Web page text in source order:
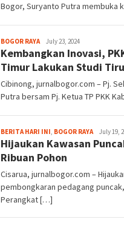
Bogor, Suryanto Putra membuka
BOGOR RAYAAga
Alamanda
July 23, 2024
Kembangkan Inovasi,
Timur Lakukan Studi
Cibinong, jurnalbogor.com – Pj.
Putra bersam Pj. Ketua TP PKK
BERITA HARI INI, BOGOR RAYAAga
Alamanda
July 19,
Hijaukan Kawasan
Ribuan Pohon
Cisarua, jurnalbogor.com –
pembongkaran pedagang
Perangkat […]